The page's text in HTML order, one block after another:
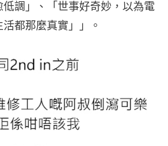
調」、「世事好奇妙，以為電
都那麼真實」」。